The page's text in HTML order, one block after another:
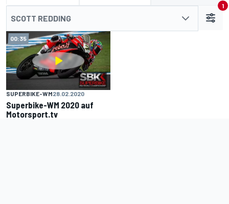
SCOTT REDDING
1
00:35
SUPERBIKE-WM28.02.2020
Superbike-WM 2020 auf
Motorsport.tv